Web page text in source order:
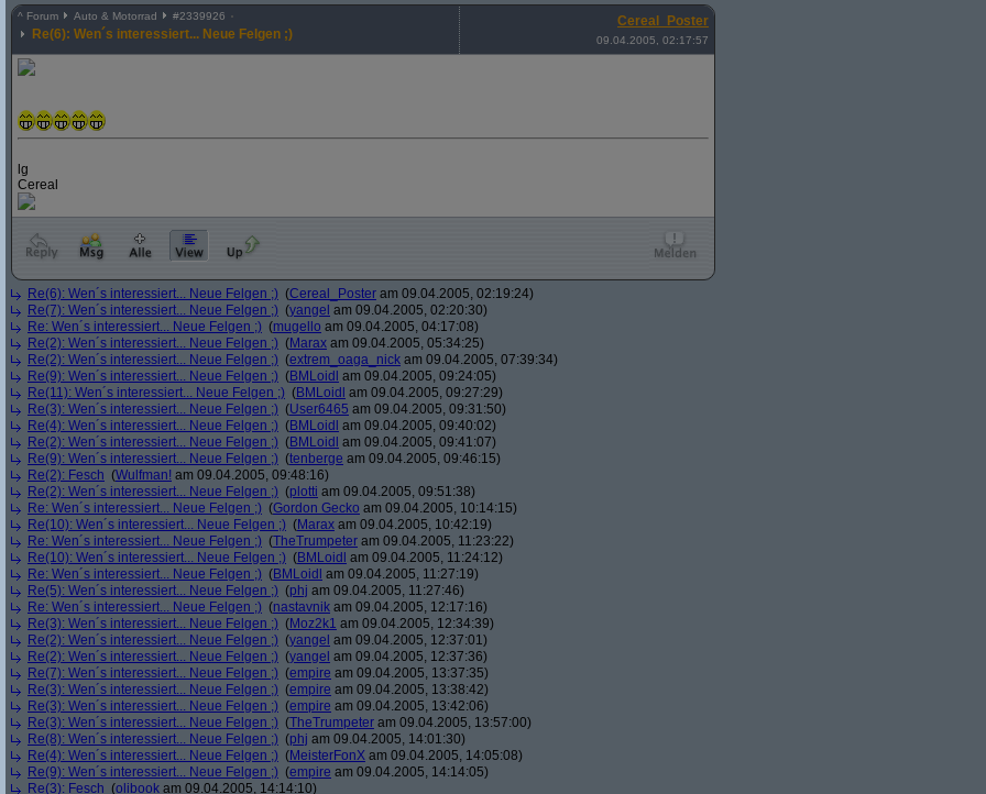
^ Forum Auto & Motorrad #2339926
Re(6): Wen´s interessiert... Neue Felgen ;)
Cereal_Poster
09.04.2005, 02:17:57
lg
Cereal
Re(6): Wen´s interessiert... Neue Felgen ;) (Cereal_Poster am 09.04.2005, 02:19:24)
Re(7): Wen´s interessiert... Neue Felgen ;) (yangel am 09.04.2005, 02:20:30)
Re: Wen´s interessiert... Neue Felgen ;) (mugello am 09.04.2005, 04:17:08)
Re(2): Wen´s interessiert... Neue Felgen ;) (Marax am 09.04.2005, 05:34:25)
Re(2): Wen´s interessiert... Neue Felgen ;) (extrem_oaga_nick am 09.04.2005, 07:39:34)
Re(9): Wen´s interessiert... Neue Felgen ;) (BMLoidl am 09.04.2005, 09:24:05)
Re(11): Wen´s interessiert... Neue Felgen ;) (BMLoidl am 09.04.2005, 09:27:29)
Re(3): Wen´s interessiert... Neue Felgen ;) (User6465 am 09.04.2005, 09:31:50)
Re(4): Wen´s interessiert... Neue Felgen ;) (BMLoidl am 09.04.2005, 09:40:02)
Re(2): Wen´s interessiert... Neue Felgen ;) (BMLoidl am 09.04.2005, 09:41:07)
Re(9): Wen´s interessiert... Neue Felgen ;) (tenberge am 09.04.2005, 09:46:15)
Re(2): Fesch (Wulfman! am 09.04.2005, 09:48:16)
Re(2): Wen´s interessiert... Neue Felgen ;) (plotti am 09.04.2005, 09:51:38)
Re: Wen´s interessiert... Neue Felgen ;) (Gordon Gecko am 09.04.2005, 10:14:15)
Re(10): Wen´s interessiert... Neue Felgen ;) (Marax am 09.04.2005, 10:42:19)
Re: Wen´s interessiert... Neue Felgen ;) (TheTrumpeter am 09.04.2005, 11:23:22)
Re(10): Wen´s interessiert... Neue Felgen ;) (BMLoidl am 09.04.2005, 11:24:12)
Re: Wen´s interessiert... Neue Felgen ;) (BMLoidl am 09.04.2005, 11:27:19)
Re(5): Wen´s interessiert... Neue Felgen ;) (phj am 09.04.2005, 11:27:46)
Re: Wen´s interessiert... Neue Felgen ;) (nastavnik am 09.04.2005, 12:17:16)
Re(3): Wen´s interessiert... Neue Felgen ;) (Moz2k1 am 09.04.2005, 12:34:39)
Re(2): Wen´s interessiert... Neue Felgen ;) (yangel am 09.04.2005, 12:37:01)
Re(2): Wen´s interessiert... Neue Felgen ;) (yangel am 09.04.2005, 12:37:36)
Re(7): Wen´s interessiert... Neue Felgen ;) (empire am 09.04.2005, 13:37:35)
Re(3): Wen´s interessiert... Neue Felgen ;) (empire am 09.04.2005, 13:38:42)
Re(3): Wen´s interessiert... Neue Felgen ;) (empire am 09.04.2005, 13:42:06)
Re(3): Wen´s interessiert... Neue Felgen ;) (TheTrumpeter am 09.04.2005, 13:57:00)
Re(8): Wen´s interessiert... Neue Felgen ;) (phj am 09.04.2005, 14:01:30)
Re(4): Wen´s interessiert... Neue Felgen ;) (MeisterFonX am 09.04.2005, 14:05:08)
Re(9): Wen´s interessiert... Neue Felgen ;) (empire am 09.04.2005, 14:14:05)
Re(3): Fesch (olibook am 09.04.2005, 14:14:10)